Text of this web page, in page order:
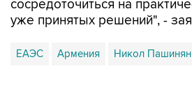
ЕАЭС Армения Никол Пашинян